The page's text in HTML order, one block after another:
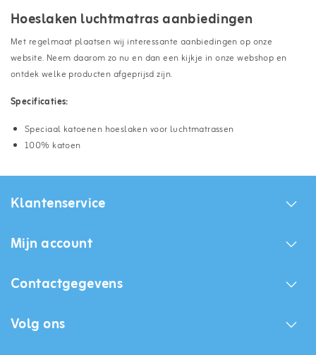
Hoeslaken luchtmatras aanbiedingen
Met regelmaat plaatsen wij interessante aanbiedingen op onze
website. Neem daarom zo nu en dan een kijkje in onze webshop en
ontdek welke producten afgeprijsd zijn.
Specificaties:
Speciaal katoenen hoeslaken voor luchtmatrassen
100% katoen
Klantenservice
Mijn account
Contactgegevens
Volg ons